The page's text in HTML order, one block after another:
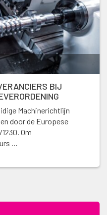
BIJ
Machinerichtlijn
door de Europese
Om
…